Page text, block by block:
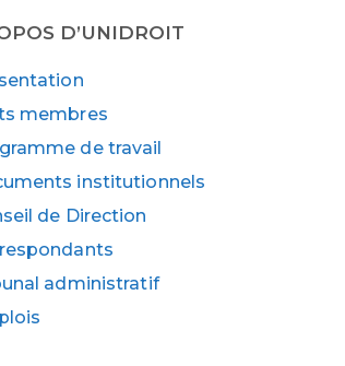
D’UNIDROIT
membres
de travail
institutionnels
de Direction
administratif